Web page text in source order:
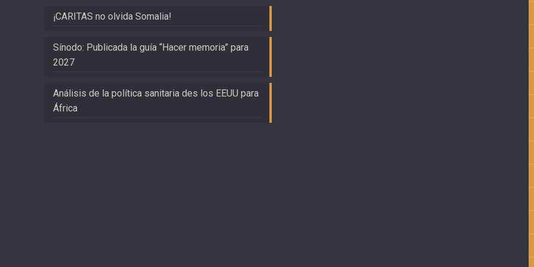
¡CARITAS no olvida Somalia!
Sínodo: Publicada la guía “Hacer memoria” para
2027
Análisis de la política sanitaria des los EEUU para
África